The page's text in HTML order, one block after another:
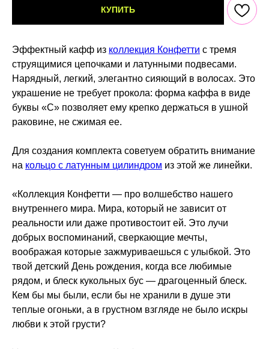
КУПИТЬ
Эффектный кафф из коллекция Конфетти с тремя
струящимися цепочками и латунными подвесами.
Нарядный, легкий, элегантно сияющий в волосах. Это
украшение не требует прокола: форма каффа в виде
буквы «С» позволяет ему крепко держаться в ушной
раковине, не сжимая ее.
Для создания комплекта советуем обратить внимание
на кольцо с латунным цилиндром из этой же линейки.
«Коллекция Конфетти — про волшебство нашего
внутреннего мира. Мира, который не зависит от
реальности или даже противостоит ей. Это лучи
добрых воспоминаний, сверкающие мечты,
воображая которые зажмуриваешься с улыбкой. Это
твой детский День рождения, когда все любимые
рядом, и блеск кукольных бус — драгоценный блеск.
Кем бы мы были, если бы не хранили в душе эти
теплые огоньки, а в грустном взгляде не было искры
любви к этой грусти?